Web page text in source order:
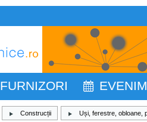
FURNIZORI
Construcții Uși, ferestre, obloane,